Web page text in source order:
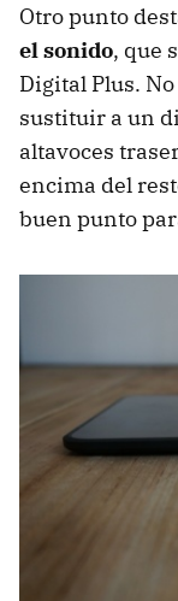
Otro punto
el sonido, que
Digital Plus.
sustituir a un
altavoces
encima del
buen punto